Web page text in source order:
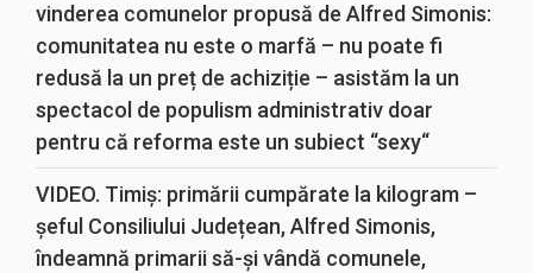
vinderea comunelor propusă de Alfred Simonis:
comunitatea nu este o marfă – nu poate fi
redusă la un preț de achiziție – asistăm la un
spectacol de populism administrativ doar
pentru că reforma este un subiect “sexy“
VIDEO. Timiș: primării cumpărate la kilogram –
șeful Consiliului Județean, Alfred Simonis,
îndeamnă primarii să-și vândă comunele,